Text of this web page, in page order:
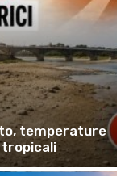
temperature